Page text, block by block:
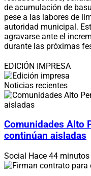
de acumulación de
pese a las labores de
autoridad municipal.
agravarse ante el
durante las próximas
EDICIÓN IMPRESA
Noticias recientes
Comunidades Alto
continúan aisladas
Social Hace 44 minutos